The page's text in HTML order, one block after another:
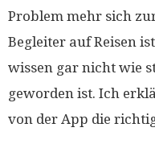
Problem mehr sich
Begleiter auf Reisen
wissen gar nicht wie
geworden ist. Ich
von der App die